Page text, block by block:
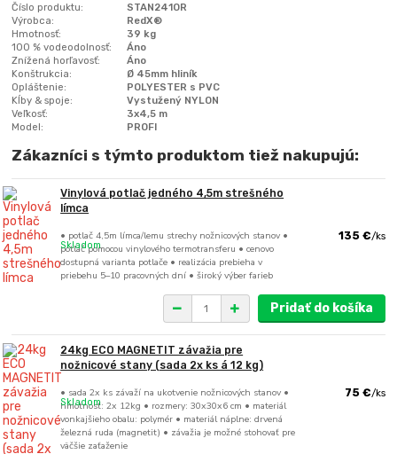
Číslo produktu:
STAN241OR
Výrobca:
RedX®
Hmotnosť:
39 kg
100 % vodeodolnosť:
Áno
Znížená horľavosť:
Áno
Konštrukcia:
Ø 45mm hliník
Opláštenie:
POLYESTER s PVC
Kĺby & spoje:
Vystužený NYLON
Veľkosť:
3x4,5 m
Model:
PROFI
Zákazníci s týmto produktom tiež nakupujú:
Vinylová potlač jedného 4,5m strešného
límca
• potlač 4,5m límca/lemu strechy nožnicových stanov •
potlač pomocou vinylového termotransferu • cenovo
dostupná varianta potlače • realizácia prebieha v
priebehu 5–10 pracovných dní • široký výber farieb
135 €/ks
Skladom
Pridať do košíka
24kg ECO MAGNETIT závažia pre
nožnicové stany (sada 2x ks á 12 kg)
• sada 2x ks závaží na ukotvenie nožnicových stanov •
hmotnosť: 2x 12kg • rozmery: 30x30x6 cm • materiál
vonkajšieho obalu: polymér • materiál náplne: drvená
železná ruda (magnetit) • závažia je možné stohovať pre
väčšie zaťaženie
75 €/ks
Skladom